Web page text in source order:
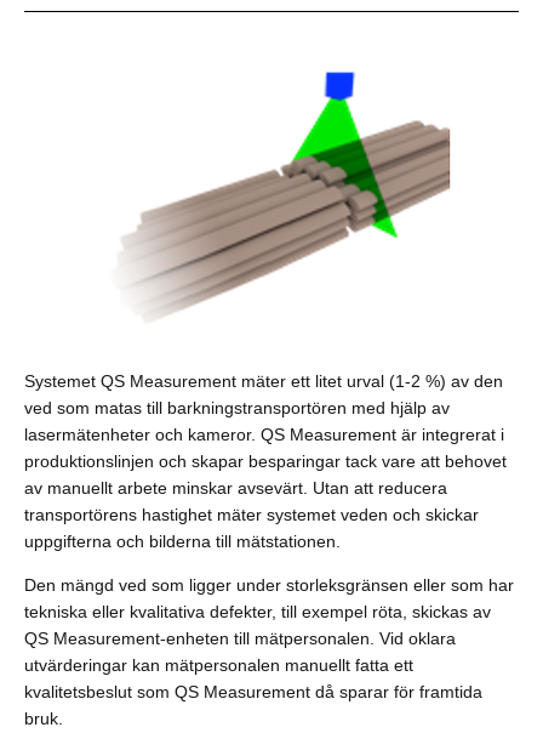
Systemet QS Measurement mäter ett litet urval (1-2 %) av den
ved som matas till barkningstransportören med hjälp av
lasermätenheter och kameror. QS Measurement är integrerat i
produktionslinjen och skapar besparingar tack vare att behovet
av manuellt arbete minskar avsevärt. Utan att reducera
transportörens hastighet mäter systemet veden och skickar
uppgifterna och bilderna till mätstationen.
Den mängd ved som ligger under storleksgränsen eller som har
tekniska eller kvalitativa defekter, till exempel röta, skickas av
QS Measurement-enheten till mätpersonalen. Vid oklara
utvärderingar kan mätpersonalen manuellt fatta ett
kvalitetsbeslut som QS Measurement då sparar för framtida
bruk.